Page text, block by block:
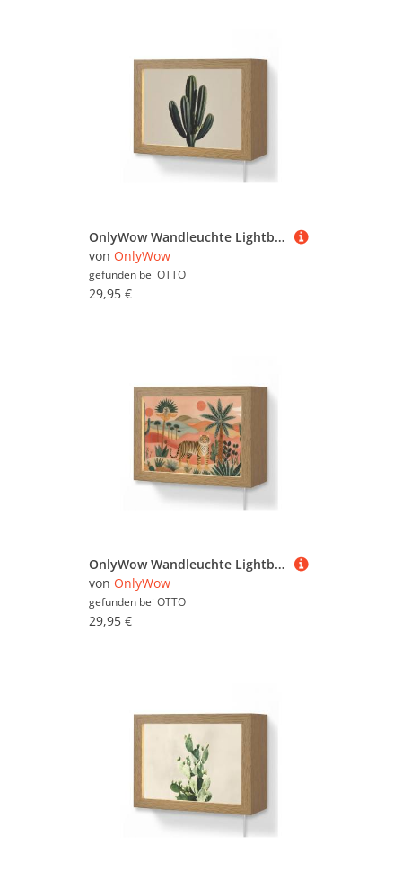
OnlyWow Wandleuchte Lightbox Kaktus - Dezent - Grün, Dimmbar, Farbwechsel, LED, Warmweiß, Kaltweiß, Neutralweiß Einstellbar, Wandlampe Innen, Dimmbar, mit Kabel, LED, Modern, Flur
von OnlyWow
gefunden bei OTTO
29,95 €
OnlyWow Wandleuchte Lightbox Tiger - Palmen - Kaktus - Orange, Dimmbar, Farbwechsel, LED, Warmweiß, Kaltweiß, Neutralweiß Einstellbar, Wandlampe Innen, Dimmbar, mit Kabel, LED, Modern, Flur
von OnlyWow
gefunden bei OTTO
29,95 €